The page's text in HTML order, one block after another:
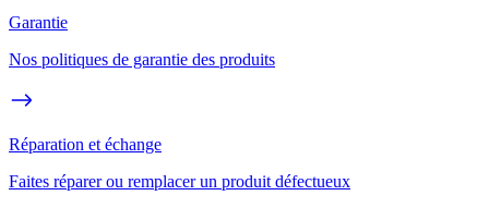
Garantie
Nos politiques de garantie des produits
Réparation et échange
Faites réparer ou remplacer un produit défectueux